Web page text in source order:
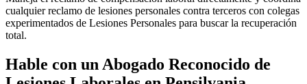
cualquier reclamo de lesiones personales contra terceros con colegas
experimentados de Lesiones Personales para buscar la recuperación
total.
Hable con un Abogado Reconocido de